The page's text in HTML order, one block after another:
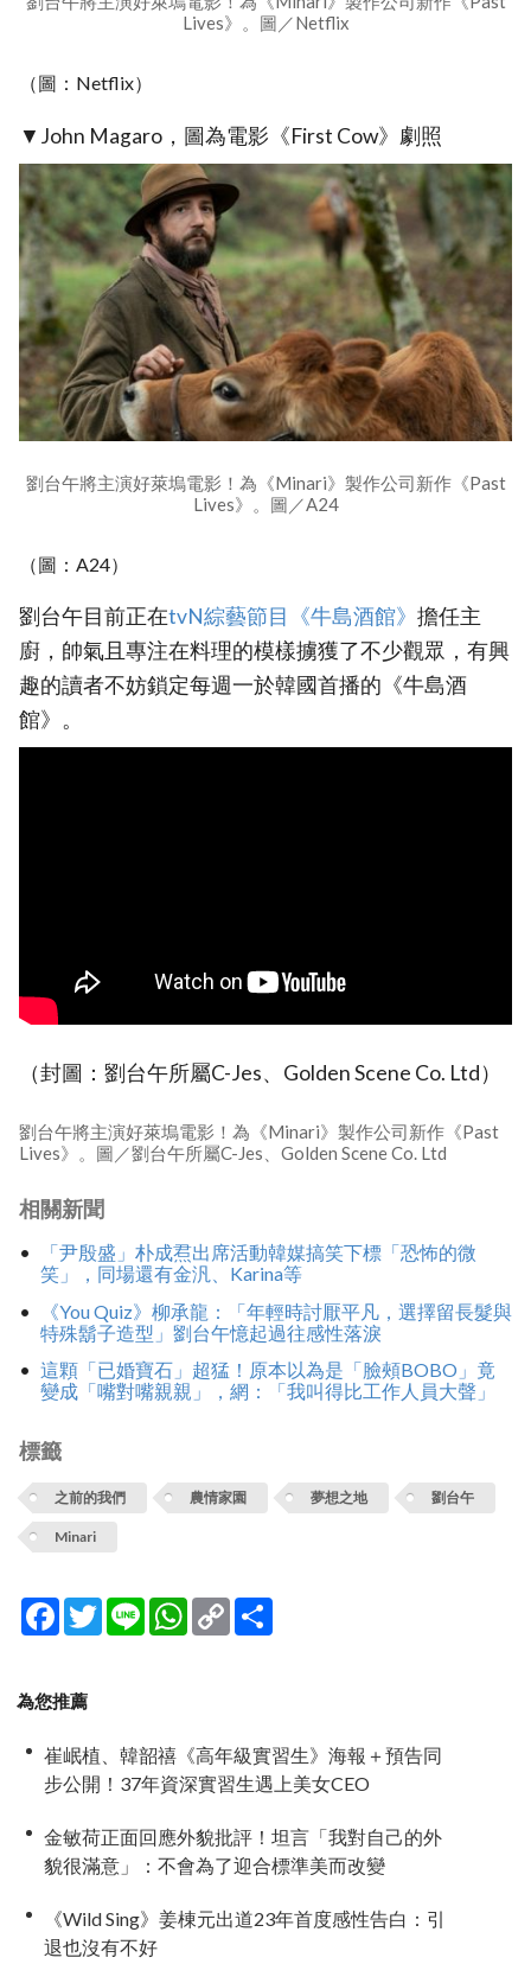
Lives》。圖／Netflix
（圖：Netflix）
▼John Magaro，圖為電影《First Cow》劇照
劉台午將主演好萊塢電影！為《Minari》製作公司新作《Past
Lives》。圖／A24
（圖：A24）
劉台午目前正在tvN綜藝節目《牛島酒館》 擔任主
廚，帥氣且專注在料理的模樣擄獲了不少觀眾，有興
趣的讀者不妨鎖定每週一於韓國首播的《牛島酒
館》。
（封圖：劉台午所屬C-Jes、Golden Scene Co. Ltd）
劉台午將主演好萊塢電影！為《Minari》製作公司新作《Past
Lives》。圖／劉台午所屬C-Jes、Golden Scene Co. Ltd
相關新聞
「尹殷盛」朴成焄出席活動韓媒搞笑下標「恐怖的微
笑」，同場還有金汎、Karina等
《You Quiz》柳承龍：「年輕時討厭平凡，選擇留長髮與
特殊鬍子造型」劉台午憶起過往感性落淚
這顆「已婚寶石」超猛！原本以為是「臉頰BOBO」竟
變成「嘴對嘴親親」，網：「我叫得比工作人員大聲」
標籤
之前的我們 農情家園 夢想之地 劉台午
Minari
Facebook
TwitterLine WhatsApp
Copy
Link
為您推薦
崔岷植、韓韶禧《高年級實習生》海報＋預告同
步公開！37年資深實習生遇上美女CEO
金敏荷正面回應外貌批評！坦言「我對自己的外
貌很滿意」：不會為了迎合標準美而改變
《Wild Sing》姜棟元出道23年首度感性告白：引
退也沒有不好